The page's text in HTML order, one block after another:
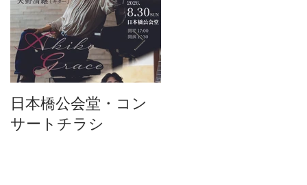
日本橋公会堂・コン
サートチラシ